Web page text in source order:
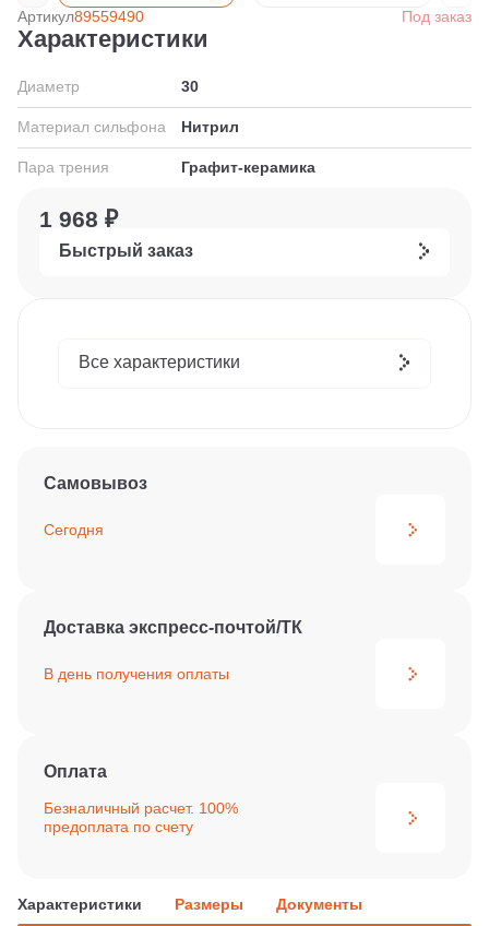
Артикул89559490 Под заказ
Характеристики
Диаметр 30
Материал сильфона Нитрил
Пара трения Графит-керамика
1 968 ₽
Быстрый заказ
Все характеристики
Самовывоз
Сегодня
Доставка экспресс-почтой/ТК
В день получения оплаты
Оплата
Безналичный расчет. 100%
предоплата по счету
Характеристики Размеры Документы